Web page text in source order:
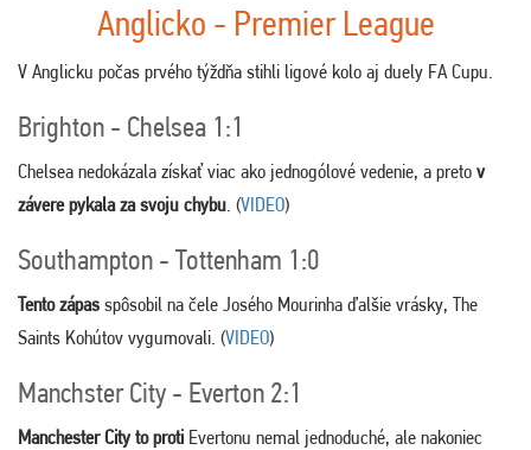
Anglicko - Premier League
V Anglicku počas prvého týždňa stihli ligové kolo aj duely FA Cupu.
Brighton - Chelsea 1:1
Chelsea nedokázala získať viac ako jednogólové vedenie, a preto v
závere pykala za svoju chybu . (VIDEO)
Southampton - Tottenham 1:0
Tento zápas spôsobil na čele Josého Mourinha ďalšie vrásky, The
Saints Kohútov vygumovali. (VIDEO)
Manchster City - Everton 2:1
Manchester City to proti Evertonu nemal jednoduché, ale nakoniec